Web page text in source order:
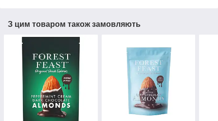
З цим товаром також замовляють